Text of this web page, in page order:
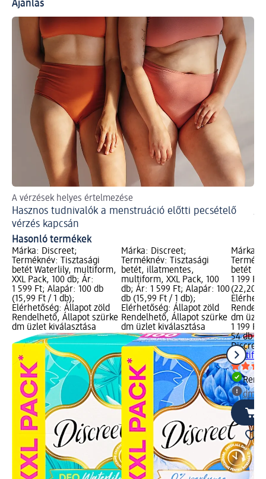
Ajánlás
A vérzések helyes értelmezése
Hasznos tudnivalók a menstruáció előtti pecsételő
vérzés kapcsán
Hasonló termékek
Márka: Discreet;
Terméknév: Tisztasági
betét Waterlily, multiform,
XXL Pack, 100 db; Ár:
1 599 Ft; Alapár: 100 db
(15,99 Ft / 1 db);
Elérhetőség: Állapot zöld
Rendelhető, Állapot szürke
dm üzlet kiválasztása
Márka: Discreet;
Terméknév: Tisztasági
betét, illatmentes,
multiform, XXL Pack, 100
db; Ár: 1 599 Ft; Alapár: 100
db (15,99 Ft / 1 db);
Elérhetőség: Állapot zöld
Rendelhető, Állapot szürke
dm üzlet kiválasztása
Márka:
betét
1 199
(22,20
dm
1 199 Ft
54 db
Discreet
dm